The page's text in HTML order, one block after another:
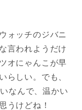
ォッチのジバニ
言われようだけ
オにゃんこが早
らしい。でも、
なんで、温かい
うけどね！